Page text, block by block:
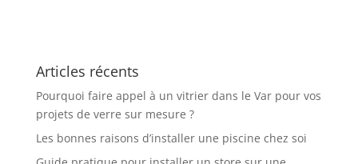
Articles récents
Pourquoi faire appel à un vitrier dans le Var pour vos
projets de verre sur mesure ?
Les bonnes raisons d’installer une piscine chez soi